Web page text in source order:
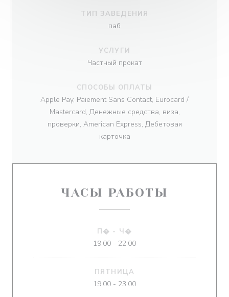
ТИП ЗАВЕДЕНИЯ
паб
УСЛУГИ
Частный прокат
СПОСОБЫ ОПЛАТЫ
Apple Pay, Paiement Sans Contact, Eurocard /
Mastercard, Денежные средства, виза,
проверки, American Express, Дебетовая
карточка
ЧАСЫ РАБОТЫ
П� - Ч�
19:00 - 22:00
ПЯТНИЦА
19:00 - 23:00